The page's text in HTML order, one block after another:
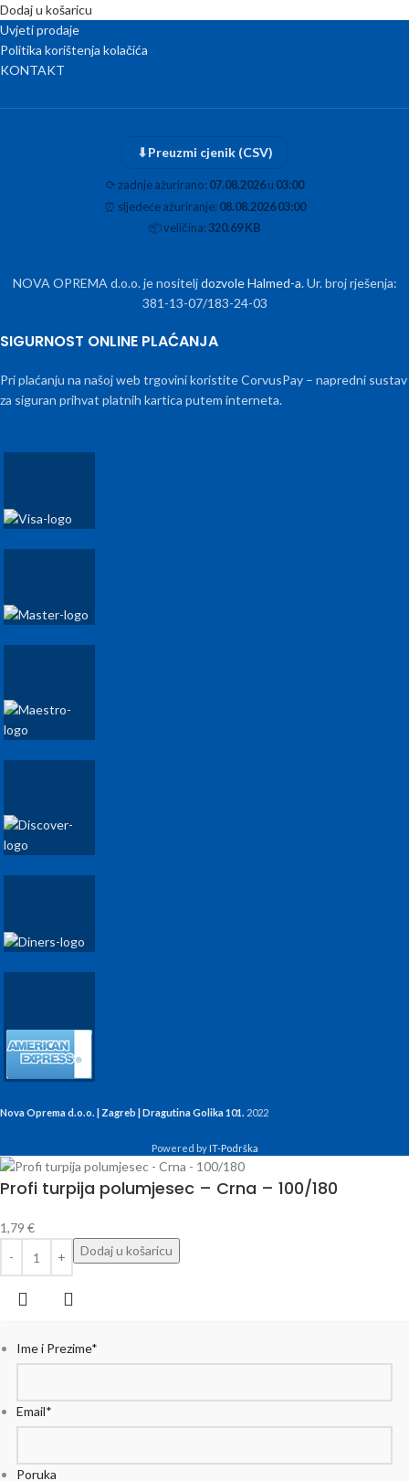
Dodaj u košaricu
Uvjeti prodaje
Politika korištenja kolačića
KONTAKT
⬇Preuzmi cjenik (CSV)
⟳zadnje ažurirano:07.08.2026u 03:00
⏰ sljedeće ažuriranje:08.08.2026 03:00
📦veličina:320.69 KB
NOVA OPREMA d.o.o. je nositeljdozvole Halmed-a. Ur. broj rješenja:
381-13-07/183-24-03
SIGURNOST ONLINE PLAĆANJA
Pri plaćanju na našoj web trgovini koristite CorvusPay – napredni sustav
za siguran prihvat platnih kartica putem interneta.
Nova Oprema d.o.o. | Zagreb | Dragutina Golika 101. 2022
Powered byIT-Podrška
Profi turpija polumjesec – Crna – 100/180
1,79 €
Dodaj u košaricu
Ime i Prezime*
Email*
Poruka